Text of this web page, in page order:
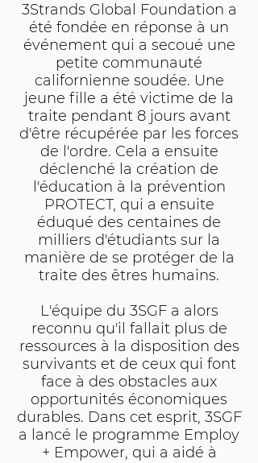
3Strands Global Foundation a
été fondée en réponse à un
événement qui a secoué une
petite communauté
californienne soudée. Une
jeune fille a été victime de la
traite pendant 8 jours avant
d'être récupérée par les forces
de l'ordre. Cela a ensuite
déclenché la création de
l'éducation à la prévention
PROTECT, qui a ensuite
éduqué des centaines de
milliers d'étudiants sur la
manière de se protéger de la
traite des êtres humains.
L'équipe du 3SGF a alors
reconnu qu'il fallait plus de
ressources à la disposition des
survivants et de ceux qui font
face à des obstacles aux
opportunités économiques
durables. Dans cet esprit, 3SGF
a lancé le programme Employ
+ Empower, qui a aidé à